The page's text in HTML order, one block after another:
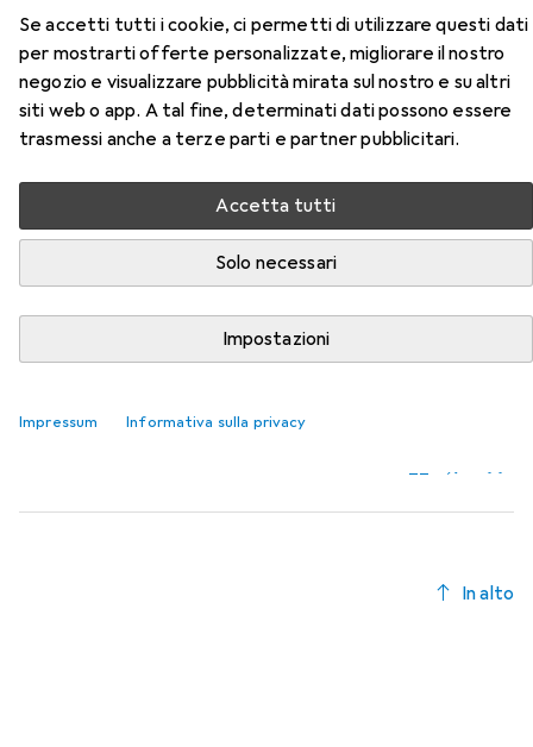
Se accetti tutti i cookie, ci permetti di utilizzare questi dati
per mostrarti offerte personalizzate, migliorare il nostro
negozio e visualizzare pubblicità mirata sul nostro e su altri
siti web o app. A tal fine, determinati dati possono essere
trasmessi anche a terze parti e partner pubblicitari.
Accetta tutti
Solo necessari
Impostazioni
Impressum Informativa sulla privacy
Accessori per Koken Chiave a
brugola
Qui trovi accessori adatti per il prodotto Koken Chiave a
brugola della categoria Chiave a bussola + esagonale.
Rilevanza
Elenco dei prodotti
Chiave a bussola + esagonale
12 mm 13 mm
In alto